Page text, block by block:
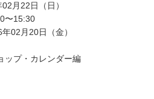
月22日（日）
〜15:30
02月20日（金）
ップ・カレンダー編